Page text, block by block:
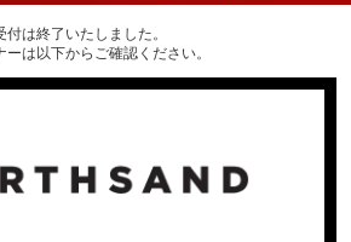
は終了いたしました。
は以下からご確認ください。